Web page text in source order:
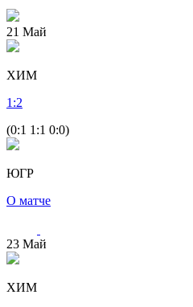
21 Май
ХИМ
1 :2
(0:1 1:1 0:0)
ЮГР
О матче
23 Май
ХИМ